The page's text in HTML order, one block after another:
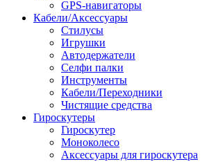
GPS-навигаторы
Кабели/Аксессуары
Стилусы
Игрушки
Автодержатели
Селфи палки
Инструменты
Кабели/Переходники
Чистящие средства
Гироскутеры
Гироскутер
Моноколесо
Аксессуары для гироскутера